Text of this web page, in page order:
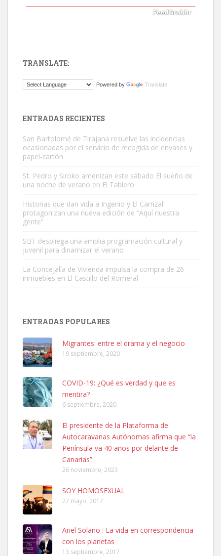
El ayuntamiento se va a llevar a Los Gatos callejeros de la zona los
Este gato macho ha aparecido en la calle hace menos de un mes,
es muy manso y extremadamente cari...
Leales.org » Gran Canaria
Leales.org » Gran Canaria
SHIBA PERDIDO AVDA JOSE MESA Y LOPEZ
PERRO MACHO RAZA SHIBA CON MICROCHIP PERDIDO HOY
06/07/2025 ZONA MESA Y LOPEZ. ES MUY ASUSTADIZO
Leales.org » Gran Canaria
6.7.2025
Ninfa perdida
El día 5 se los perdió una ninfa papillera, asustada tiene miedo a la
TRANSLATE:
Powered by Translate
ENTRADAS RECIENTES
San Bartolomé de Tirajana resuelve las incidencias
ocasionadas por el servicio de recogida de envases y
papel-cartón
St. Pedro y Siroko amenizan este sábado El sueño de
una noche de verano en El Tablero
Historias que dan vida a Ingenio y El Carrizal
protagonizan una nueva edición de “Aquí nuestra
gente”
SBT despliega una amplia programación cultural y
juvenil para dinamizar el verano
La Concejalía de Vivienda impulsa la compra de 26
inmuebles en El Castillo del Romeral
ENTRADAS POPULARES
Migrantes: entre el drama y el negocio
19 septiembre, 2020
COVID-19: ¿Qué es verdad y que es
mentira?
6 septiembre, 2020
El presidente de la Plataforma de
Autocaravanas Autónomas afirma que “la
Península va 40 años por delante de
Canarias”
26 noviembre, 2023
SOY HOMOSEXUAL
27 mayo, 2017
Ariel Solano : La vida en correspondencia
con los planetas
13 septiembre, 2017